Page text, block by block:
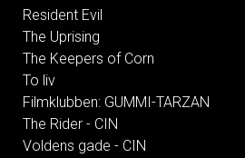
Resident Evil
The Uprising
The Keepers of Corn
To liv
Filmklubben: GUMMI-TARZAN
The Rider - CIN
Voldens gade - CIN